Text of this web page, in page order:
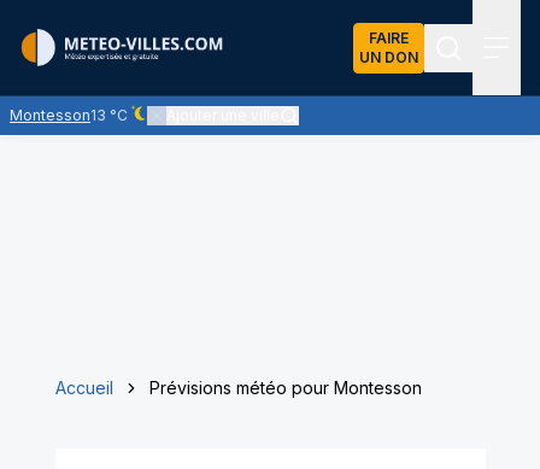
FAIRE
UN DON
Montesson13 °C
Ciel dégagé - quasiment pas de nuages
Accueil Prévisions météo pour Montesson